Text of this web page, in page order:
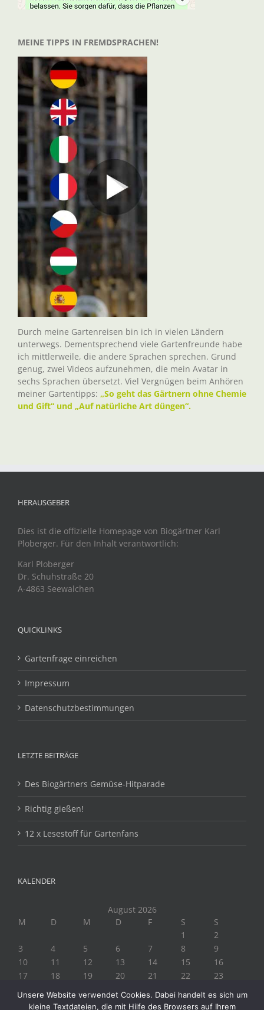
MEINE TIPPS IN FREMDSPRACHEN!
Durch meine Gartenreisen bin ich in vielen Ländern
unterwegs. Dementsprechend viele Gartenfreunde habe
ich mittlerweile, die andere Sprachen sprechen. Grund
genug, zwei Videos aufzunehmen, die mein Avatar in
sechs Sprachen übersetzt. Viel Vergnügen beim Anhören
meiner Gartentipps: „So geht das Gärtnern ohne Chemie
und Gift“ und „Auf natürliche Art düngen“.
HERAUSGEBER
Dies ist die offizielle Homepage von Biogärtner Karl
Ploberger. Für den Inhalt verantwortlich:
Karl Ploberger
Dr. Schuhstraße 20
A-4863 Seewalchen
QUICKLINKS
Gartenfrage einreichen
Impressum
Datenschutzbestimmungen
LETZTE BEITRÄGE
Des Biogärtners Gemüse-Hitparade
Richtig gießen!
12 x Lesestoff für Gartenfans
KALENDER
August 2026
M
D M D F S
S
1
2
3
4 5 6 7 8
9
10
11 12 13 14 15
16
17
18 19 20 21 22
23
Unsere Website verwendet Cookies. Dabei handelt es sich um
kleine Textdateien, die mit Hilfe des Browsers auf Ihrem